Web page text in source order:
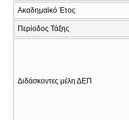
Ακαδημαϊκό Έτος
Περίοδος Τάξης
Διδάσκοντες μέλη ΔΕΠ